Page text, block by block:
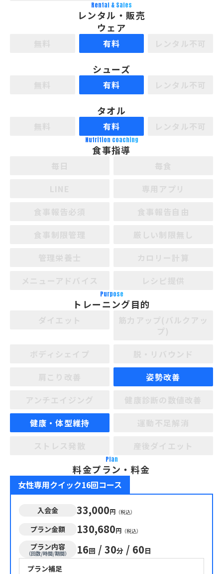
Rental & Sales
レンタル・販売
ウェア
有料
シューズ
有料
タオル
有料
Nutrition coaching
食事指導
Purpose
トレーニング目的
姿勢改善
健康・体型維持
Plan
料金プラン・料金
女性専用クイック16回コース
入会金 33,000円 （税込）
プラン金額 130,680円 （税込）
プラン内容
（回数/時間/期間） 16回 / 30分 / 60日
プラン補足